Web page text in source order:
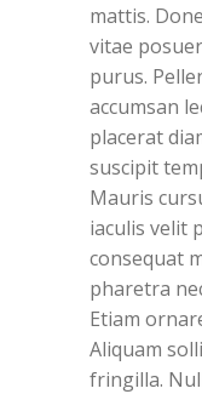
mattis.
vitae
purus.
accumsan
placerat
suscipit
Mauris
iaculis velit
consequat
pharetra
Etiam
Aliquam
fringilla.